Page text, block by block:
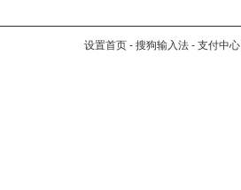
设置首页 - 搜狗输入法 - 支付中心